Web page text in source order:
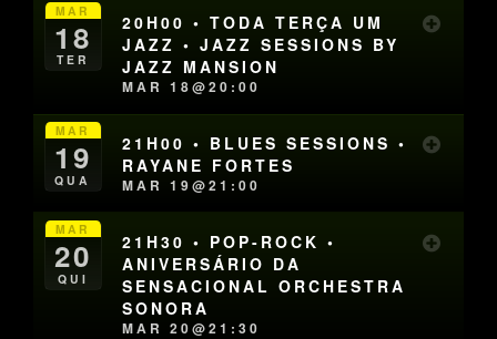
MAR
18
TER
20H00 • TODA TERÇA UM
JAZZ • JAZZ SESSIONS BY
JAZZ MANSION
MAR 18@20:00
MAR
19
QUA
21H00 • BLUES SESSIONS •
RAYANE FORTES
MAR 19@21:00
MAR
20
QUI
21H30 • POP-ROCK •
ANIVERSÁRIO DA
SENSACIONAL ORCHESTRA
SONORA
MAR 20@21:30